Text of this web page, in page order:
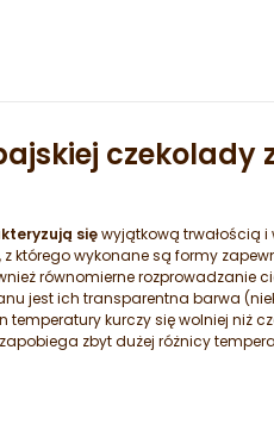
czekolady
sięwyjątkową trwałością
którego wykonane są formy
równomierne rozprowadzanie
jest ich transparentna barwa
kurczy się wolniej niż
zbyt dużej różnicy